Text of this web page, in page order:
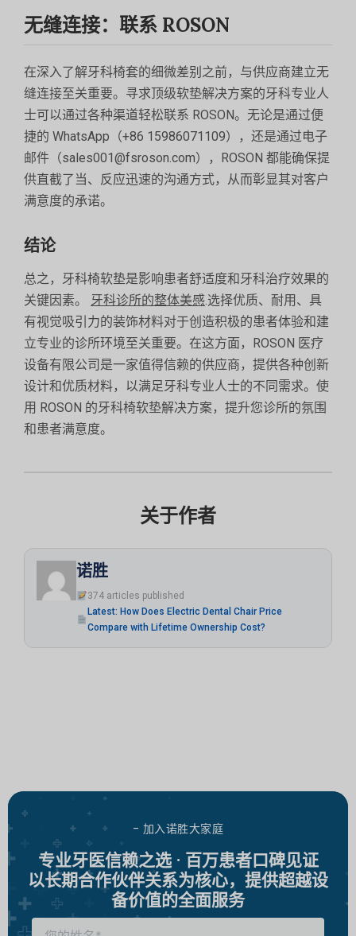
无缝连接：联系 ROSON
在深入了解牙科椅套的细微差别之前，与供应商建立无
缝连接至关重要。寻求顶级软垫解决方案的牙科专业人
士可以通过各种渠道轻松联系 ROSON。无论是通过便
捷的 WhatsApp（+86 15986071109），还是通过电子
邮件（sales001@fsroson.com），ROSON 都能确保提
供直截了当、反应迅速的沟通方式，从而彰显其对客户
满意度的承诺。
结论
总之，牙科椅软垫是影响患者舒适度和牙科治疗效果的
关键因素。 牙科诊所的整体美感.选择优质、耐用、具
有视觉吸引力的装饰材料对于创造积极的患者体验和建
立专业的诊所环境至关重要。在这方面，ROSON 医疗
设备有限公司是一家值得信赖的供应商，提供各种创新
设计和优质材料，以满足牙科专业人士的不同需求。使
用 ROSON 的牙科椅软垫解决方案，提升您诊所的氛围
和患者满意度。
关于作者
诺胜
374 articles published
Latest: How Does Electric Dental Chair Price
Compare with Lifetime Ownership Cost?
- 加入诺胜大家庭
专业牙医信赖之选 · 百万患者口碑见证
以长期合作伙伴关系为核心，提供超越设
备价值的全面服务